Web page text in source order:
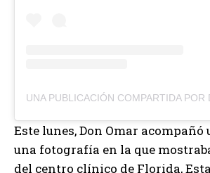
Este lunes, Don Omar
una fotografía en la que
del centro clínico de Florida,